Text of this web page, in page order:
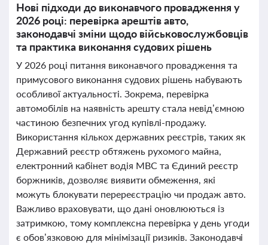
Нові підходи до виконавчого провадження у
2026 році: перевірка арештів авто,
законодавчі зміни щодо військовослужбовців
та практика виконання судових рішень
У 2026 році питання виконавчого провадження та
примусового виконання судових рішень набувають
особливої актуальності. Зокрема, перевірка
автомобілів на наявність арешту стала невід’ємною
частиною безпечних угод купівлі-продажу.
Використання кількох державних реєстрів, таких як
Державний реєстр обтяжень рухомого майна,
електронний кабінет водія МВС та Єдиний реєстр
боржників, дозволяє виявити обмеження, які
можуть блокувати перереєстрацію чи продаж авто.
Важливо враховувати, що дані оновлюються із
затримкою, тому комплексна перевірка у день угоди
є обов’язковою для мінімізації ризиків. Законодавчі